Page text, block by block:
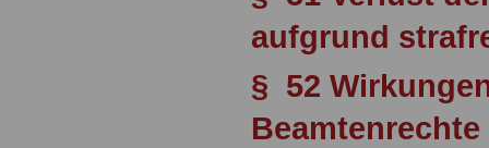
aufgrund
§ 52
Beamtenrechte